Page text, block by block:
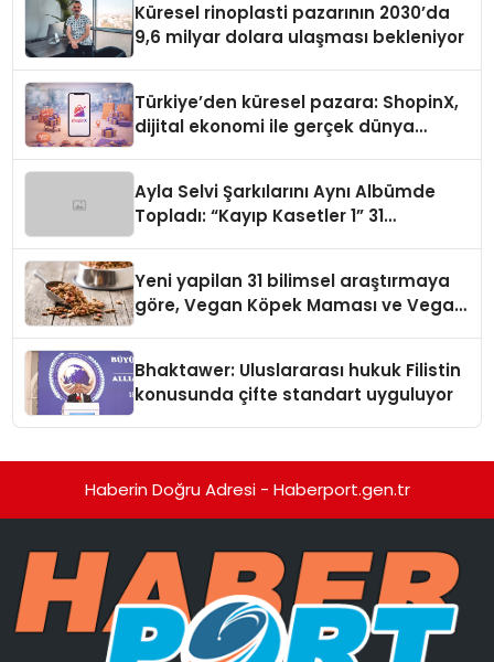
Küresel rinoplasti pazarının 2030’da
9,6 milyar dolara ulaşması bekleniyor
Türkiye’den küresel pazara: ShopinX,
dijital ekonomi ile gerçek dünya
Ayla Selvi Şarkılarını Aynı Albümde
Topladı: “Kayıp Kasetler 1” 31
Yeni yapilan 31 bilimsel araştırmaya
göre, Vegan Köpek Maması ve Vegan
Bhaktawer: Uluslararası hukuk Filistin
konusunda çifte standart uyguluyor
Haberin Doğru Adresi - Haberport.gen.tr